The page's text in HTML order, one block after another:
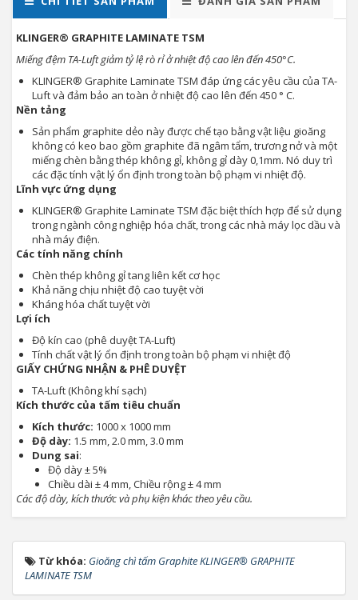
KLINGER® GRAPHITE LAMINATE TSM
Miếng đệm TA-Luft giảm tỷ lệ rò rỉ ở nhiệt độ cao lên đến 450°C.
KLINGER® Graphite Laminate TSM đáp ứng các yêu cầu của TA-
Luft và đảm bảo an toàn ở nhiệt độ cao lên đến 450 ° C.
Nền tảng
Sản phẩm graphite dẻo này được chế tạo bằng vật liệu gioăng
không có keo bao gồm graphite đã ngâm tẩm, trương nở và một
miếng chèn bằng thép không gỉ, không gỉ dày 0,1mm. Nó duy trì
các đặc tính vật lý ổn định trong toàn bộ phạm vi nhiệt độ.
Lĩnh vực ứng dụng
KLINGER® Graphite Laminate TSM đặc biệt thích hợp để sử dụng
trong ngành công nghiệp hóa chất, trong các nhà máy lọc dầu và
nhà máy điện.
Các tính năng chính
Chèn thép không gỉ tang liên kết cơ học
Khả năng chịu nhiệt độ cao tuyệt vời
Kháng hóa chất tuyệt vời
Lợi ích
Độ kín cao (phê duyệt TA-Luft)
Tính chất vật lý ổn định trong toàn bộ phạm vi nhiệt độ
GIẤY CHỨNG NHẬN & PHÊ DUYỆT
TA-Luft (Không khí sạch)
Kích thước của tấm tiêu chuẩn
Kích thước: 1000 x 1000 mm
Độ dày: 1.5 mm, 2.0 mm, 3.0 mm
Dung sai:
Độ dày ± 5%
Chiều dài ± 4 mm, Chiều rộng ± 4 mm
Các độ dày, kích thước và phụ kiện khác theo yêu cầu.
Từ khóa: Gioăng chì tấm Graphite KLINGER® GRAPHITE
LAMINATE TSM